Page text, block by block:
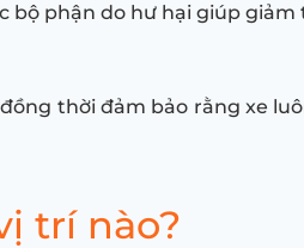
bộ phận do hư hại giúp giảm
thời đảm bảo rằng xe
trí nào?